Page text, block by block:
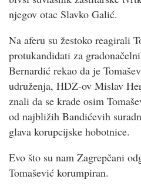
njegov otac Slavko Galić.
Na aferu su žestoko reagirali
protukandidati za
Bernardić rekao da je
udruženja, HDZ-ov Mislav
znali da se krade osim
od najbližih Bandićevih
glava korupcijske hobotnice.
Evo što su nam Zagrepčani
Tomašević korumpiran.